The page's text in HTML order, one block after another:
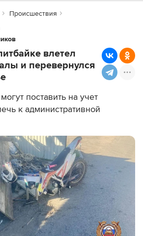
Происшествия
влетел
и перевернулся
поставить на учет
к административной